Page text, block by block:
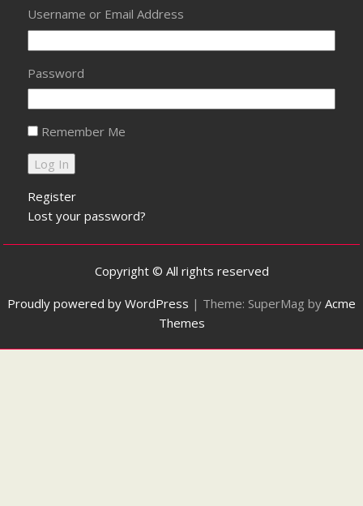
Username or Email Address
Password
Remember Me
Register
Lost your password?
Copyright © All rights reserved
Proudly powered by WordPress | Theme: SuperMag by Acme
Themes